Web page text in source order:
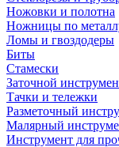
Ножовки и полотна
Ножницы по
Ломы и гвоздодеры
Биты
Стамески
Заточной
Тачки и тележки
Разметочный
Малярный
Инструмент для